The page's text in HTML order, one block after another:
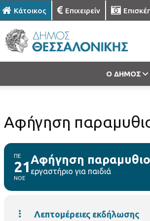
Κάτοικος Επιχειρείν
Ο ΔΗΜΟΣ
Αφήγηση
ΠΕ
21
ΝΟΕ
Αφήγηση
εργαστήριο για παιδιά
Λεπτομέρειες εκδήλωσης